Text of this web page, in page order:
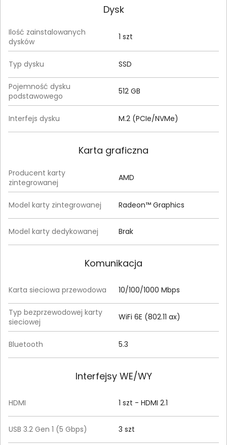
Dysk
Ilość zainstalowanych
dysków
1 szt
Typ dysku SSD
Pojemność dysku
podstawowego
512 GB
Interfejs dysku M.2 (PCIe/NVMe)
Karta graficzna
Producent karty
zintegrowanej
AMD
Model karty zintegrowanej Radeon™ Graphics
Model karty dedykowanej Brak
Komunikacja
Karta sieciowa przewodowa 10/100/1000 Mbps
Typ bezprzewodowej karty
sieciowej
WiFi 6E (802.11 ax)
Bluetooth 5.3
Interfejsy WE/WY
HDMI 1 szt - HDMI 2.1
USB 3.2 Gen 1 (5 Gbps) 3 szt